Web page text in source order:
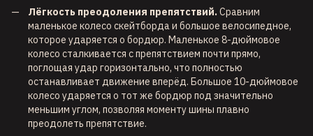
Лёгкость преодоления препятствий.Сравним
маленькое колесо скейтборда и большое велосипедное,
которое ударяется о бордюр. Маленькое 8-дюймовое
колесо сталкивается с препятствием почти прямо,
поглощая удар горизонтально, что полностью
останавливает движение вперёд. Большое 10-дюймовое
колесо ударяется о тот же бордюр под значительно
меньшим углом, позволяя моменту шины плавно
преодолеть препятствие.